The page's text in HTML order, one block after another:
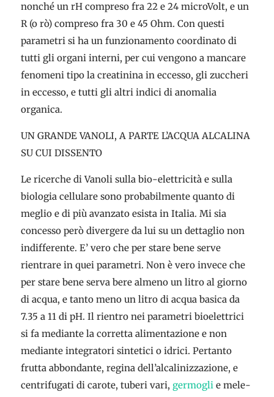
nonché un rH compreso fra 22 e 24 microVolt, e un
R (o rò) compreso fra 30 e 45 Ohm. Con questi
parametri si ha un funzionamento coordinato di
tutti gli organi interni, per cui vengono a mancare
fenomeni tipo la creatinina in eccesso, gli zuccheri
in eccesso, e tutti gli altri indici di anomalia
organica.
UN GRANDE VANOLI, A PARTE L’ACQUA ALCALINA
SU CUI DISSENTO
Le ricerche di Vanoli sulla bio-elettricità e sulla
biologia cellulare sono probabilmente quanto di
meglio e di più avanzato esista in Italia. Mi sia
concesso però divergere da lui su un dettaglio non
indifferente. E’ vero che per stare bene serve
rientrare in quei parametri. Non è vero invece che
per stare bene serva bere almeno un litro al giorno
di acqua, e tanto meno un litro di acqua basica da
7.35 a 11 di pH. Il rientro nei parametri bioelettrici
si fa mediante la corretta alimentazione e non
mediante integratori sintetici o idrici. Pertanto
frutta abbondante, regina dell’alcalinizzazione, e
centrifugati di carote, tuberi vari, germoglie mele-